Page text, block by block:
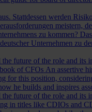
Stattdessen werden
meistern,
zu kommen?
Unternehmen zu
future of the role and its
of CFOs An assertive
for this position,
he builds and inspires
future of the role and its
in titles like CDIOs and